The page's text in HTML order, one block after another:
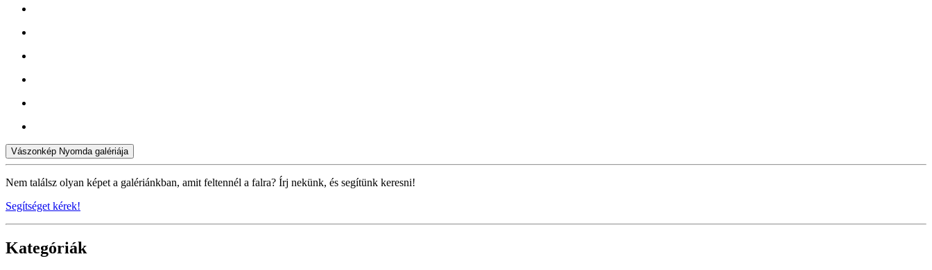
Vászonkép Nyomda galériája
Nem találsz olyan képet a galériánkban, amit feltennél a falra? Írj nekünk, és segítünk keresni!
Segítséget kérek!
Kategóriák